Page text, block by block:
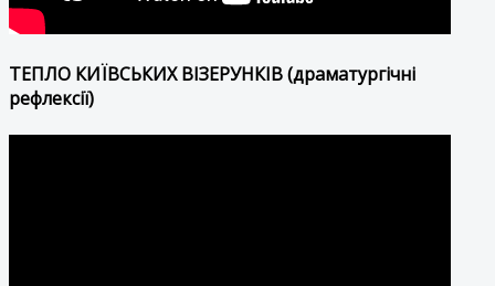
ТЕПЛО КИЇВСЬКИХ ВІЗЕРУНКІВ (драматургічні
рефлексії)